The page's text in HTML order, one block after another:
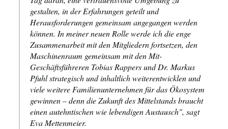
gestalten, in der Erfahrungen geteilt und
Herausforderungen gemeinsam angegangen werden
können. In meiner neuen Rolle werde ich die enge
Zusammenarbeit mit den Mitgliedern fortsetzen, den
Maschinenraum gemeinsam mit den Mit-
Geschäftsführeren Tobias Rappers und Dr. Markus
Pfuhl strategisch und inhaltlich weiterentwicklen und
viele weitere Familienunternehmen für das Ökosystem
gewinnen – denn die Zukunft des Mittelstands braucht
einen autehntischen wie lebendigen Austausch", sagt
Eva Mettenmeier.